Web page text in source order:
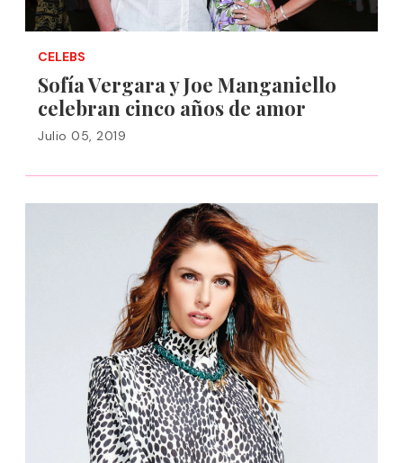
CELEBS
Sofía Vergara y Joe Manganiello
celebran cinco años de amor
Julio 05, 2019